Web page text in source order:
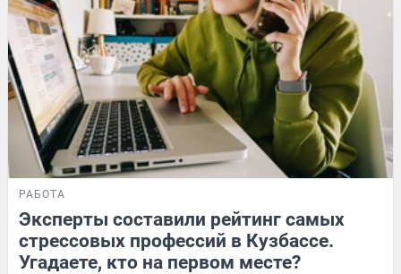
РАБОТА
Эксперты составили рейтинг самых
стрессовых профессий в Кузбассе.
Угадаете, кто на первом месте?